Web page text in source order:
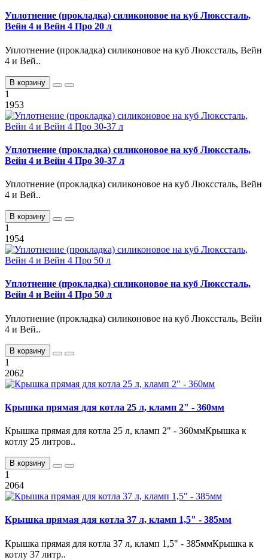
Уплотнение (прокладка) силиконовое на куб Люкссталь,
Вейн 4 и Вейн 4 Про 20 л
Уплотнение (прокладка) силиконовое на куб Люкссталь, Вейн
4 и Вей..
В корзину
1
1953
Уплотнение (прокладка) силиконовое на куб Люкссталь,
Вейн 4 и Вейн 4 Про 30-37 л
Уплотнение (прокладка) силиконовое на куб Люкссталь, Вейн
4 и Вей..
В корзину
1
1954
Уплотнение (прокладка) силиконовое на куб Люкссталь,
Вейн 4 и Вейн 4 Про 50 л
Уплотнение (прокладка) силиконовое на куб Люкссталь, Вейн
4 и Вей..
В корзину
1
2062
Крышка прямая для котла 25 л, кламп 2" - 360мм
Крышка прямая для котла 25 л, кламп 2" - 360ммКрышка к
котлу 25 литров..
В корзину
1
2064
Крышка прямая для котла 37 л, кламп 1,5" - 385мм
Крышка прямая для котла 37 л, кламп 1,5" - 385ммКрышка к
котлу 37 литр..